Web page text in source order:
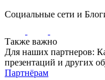
Социальные сети и
Также важно
Для наших партнеров:
презентаций и других
Партнёрам